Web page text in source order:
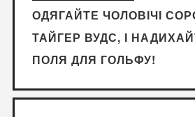
ОДЯГАЙТЕ ЧОЛОВІЧІ
ТАЙГЕР ВУДС, І
ПОЛЯ ДЛЯ ГОЛЬФУ!